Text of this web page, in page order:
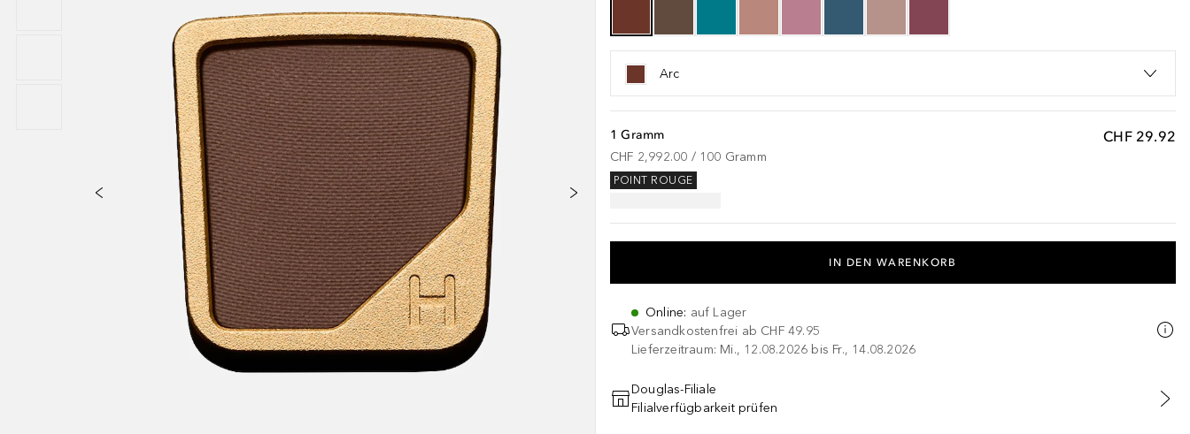
Arc
CHF 29.92
1 Gramm
CHF 2,992.00 / 100 Gramm
POINT ROUGE
IN DEN WARENKORB
Online: auf Lager
Versandkostenfrei ab CHF 49.95
Lieferzeitraum: Mi., 12.08.2026 bis Fr., 14.08.2026
Douglas-Filiale
Filialverfügbarkeit prüfen